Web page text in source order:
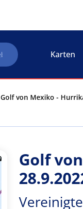
Karten
Golf von Mexiko -
Golf